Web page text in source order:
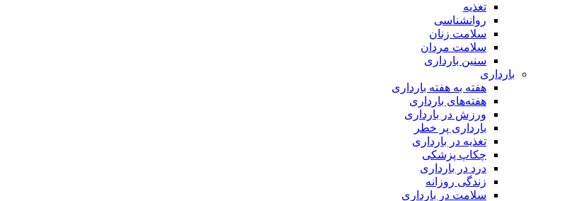
تغذیه
روانشناسی
سلامت زنان
سلامت مردان
سنین بارداری
بارداری
هفته‌ به هفته بارداری
هفته‌های بارداری
ورزش در بارداری
بارداری پر خطر
تغذیه در بارداری
چکاپ پزشکی
درد در بارداری
زندگی روزانه
سلامت در بارداری